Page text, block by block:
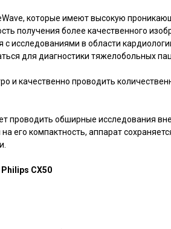
которые имеют высокую
получения более качественного
с исследованиями в области
для диагностики тяжелобольных
и качественно проводить
проводить обширные исследования вне
его компактность, аппарат
CX50